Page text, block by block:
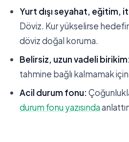
Yurt dışı seyahat, eğitim,
Döviz. Kur yükselirse
döviz doğal koruma.
Belirsiz, uzun vadeli birikim:
tahmine bağlı kalmamak
Acil durum fonu:
durum fonu yazısında